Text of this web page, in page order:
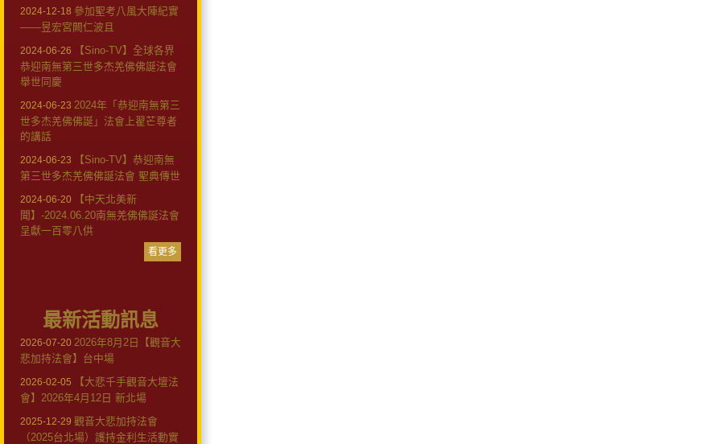
2024-12-18 參加聖考八風大陣紀實
——昱宏宮闕仁波且
2024-06-26
【Sino-TV】全球各界
恭迎南無第三世多杰羌佛佛誕法會
舉世同慶
2024-06-23 2024年「恭迎南無第三
世多杰羌佛佛誕」法會上翟芒尊者
的講話
2024-06-23
【Sino-TV】恭迎南無
第三世多杰羌佛佛誕法會 聖典傳世
2024-06-20
【中天北美新
聞】-2024.06.20南無羌佛佛誕法會
呈獻一百零八供
看更多
最新活動訊息
2026-07-20 2026年8月2日【觀音大
悲加持法會】台中場
2026-02-05
【大悲千手觀音大壇法
會】2026年4月12日 新北場
2025-12-29 觀音大悲加持法會
（2025台北場）護持金利生活動實